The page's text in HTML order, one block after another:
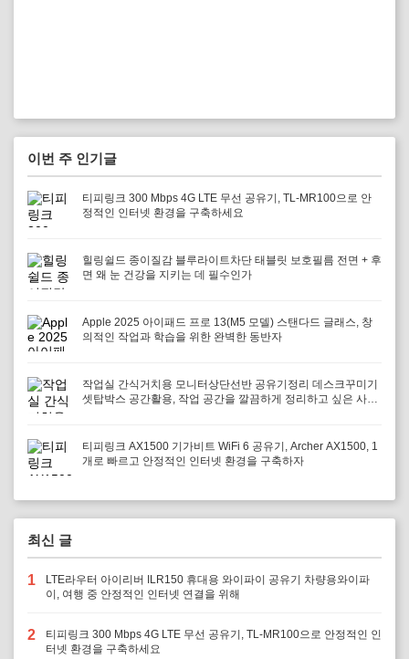
이번 주 인기글
티피링크 300 Mbps 4G LTE 무선 공유기, TL-MR100으로 안
정적인 인터넷 환경을 구축하세요
힐링쉴드 종이질감 블루라이트차단 태블릿 보호필름 전면 + 후
면 왜 눈 건강을 지키는 데 필수인가
Apple 2025 아이패드 프로 13(M5 모델) 스탠다드 글래스, 창
의적인 작업과 학습을 위한 완벽한 동반자
작업실 간식거치용 모니터상단선반 공유기정리 데스크꾸미기
셋탑박스 공간활용, 작업 공간을 깔끔하게 정리하고 싶은 사람
티피링크 AX1500 기가비트 WiFi 6 공유기, Archer AX1500, 1
개로 빠르고 안정적인 인터넷 환경을 구축하자
최신 글
1
LTE라우터 아이리버 ILR150 휴대용 와이파이 공유기 차량용와이파
이, 여행 중 안정적인 인터넷 연결을 위해
2
티피링크 300 Mbps 4G LTE 무선 공유기, TL-MR100으로 안정적인 인
터넷 환경을 구축하세요